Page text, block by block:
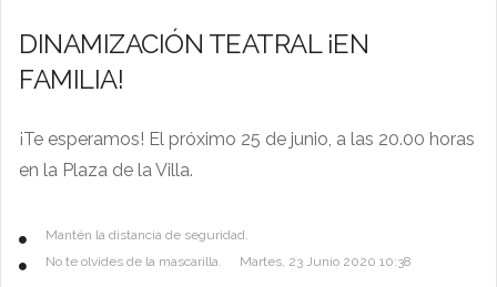
DINAMIZACIÓN TEATRAL ¡EN
FAMILIA!
¡Te esperamos! El próximo 25 de junio, a las 20.00 horas
en la Plaza de la Villa.
Mantén la distancia de seguridad.
No te olvides de la mascarilla.
Martes, 23 Junio 2020 10:38